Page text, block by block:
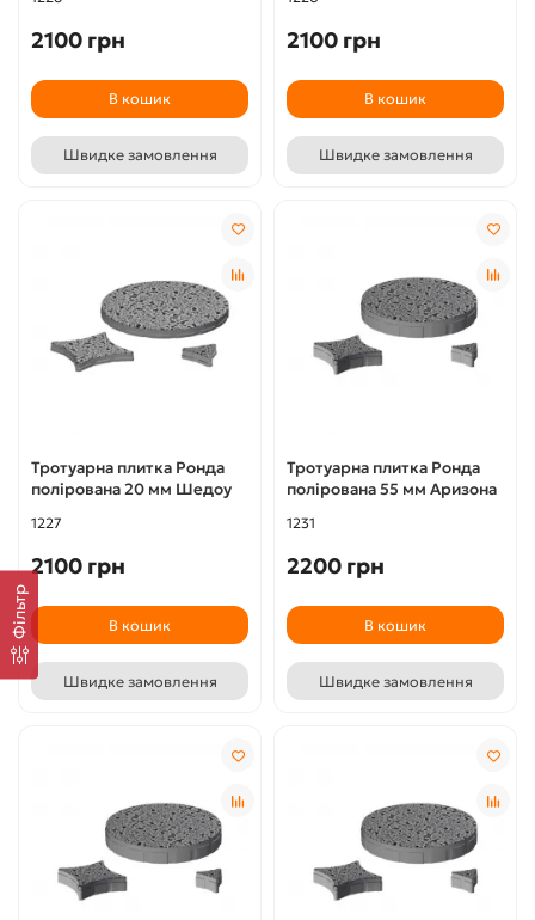
Фільтр
2100 грн
В кошик
Швидке замовлення
2100 грн
В кошик
Швидке замовлення
Тротуарна плитка Ронда
полірована 20 мм Шедоу
1227
2100 грн
В кошик
Швидке замовлення
Тротуарна плитка Ронда
полірована 55 мм Аризона
1231
2200 грн
В кошик
Швидке замовлення